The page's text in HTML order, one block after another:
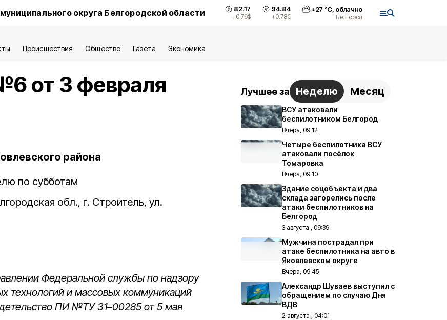
округа Белгородской области 82.17
+0.76$
94.84
+0.78€
+27 °С, облачно
Белгород
Происшествия Общество Газета Экономика
от 3 февраля
района
по субботам
обл., г. Строитель, ул.
Федеральной службы по надзору
технологий и массовых коммуникаций
ПИ №ТУ 31–00285 от 5 мая
Лучшее за Неделю Месяц
ВСУ атаковали
беспилотником Белгород
Вчера, 09:12
Четыре беспилотника ВСУ
атаковали посёлок
Томаровка
Вчера, 09:10
Здание соцобъекта и два
склада загорелись после
атаки беспилотников на
Белгород
3 августа , 09:39
Мужчина пострадал при
атаке беспилотника на авто в
Яковлевском округе
Вчера, 09:45
Александр Шуваев выступил с
обращением по случаю Дня
ВДВ
2 августа , 04:01